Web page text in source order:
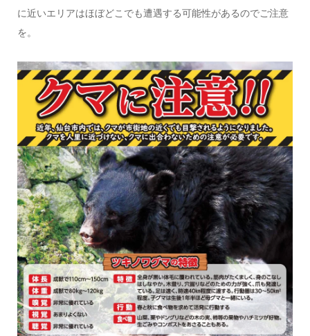
に近いエリアはほぼどこでも遭遇する可能性があるのでご注意
を。